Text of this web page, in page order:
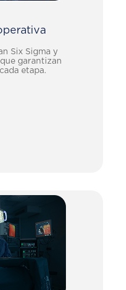
Six Sigma y
garantizan
etapa.